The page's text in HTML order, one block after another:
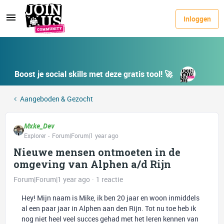
Inloggen
Boost je social skills met deze gratis tool! 🚀
Aangeboden & Gezocht
Mxke_Dev
Explorer Forum|Forum|1 year ago
Nieuwe mensen ontmoeten in de
omgeving van Alphen a/d Rijn
Forum|Forum|1 year ago
1 reactie
Hey! Mijn naam is Mike, ik ben 20 jaar en woon inmiddels
al een paar jaar in Alphen aan den Rijn. Tot nu toe heb ik
nog niet heel veel succes gehad met het leren kennen van